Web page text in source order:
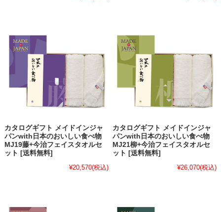
カタログギフト メイドインジャ
パンwith日本のおいしい食べ物
MJ19藤+今治フェイスタオルセ
ット [送料無料]
¥20,570(税込)
カタログギフト メイドインジャ
パンwith日本のおいしい食べ物
MJ21柳+今治フェイスタオルセ
ット [送料無料]
¥26,070(税込)